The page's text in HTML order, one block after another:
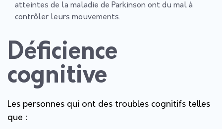
atteintes de la maladie de Parkinson ont du mal à
contrôler leurs mouvements.
Déficience
cognitive
Les personnes qui ont des troubles cognitifs telles
que :